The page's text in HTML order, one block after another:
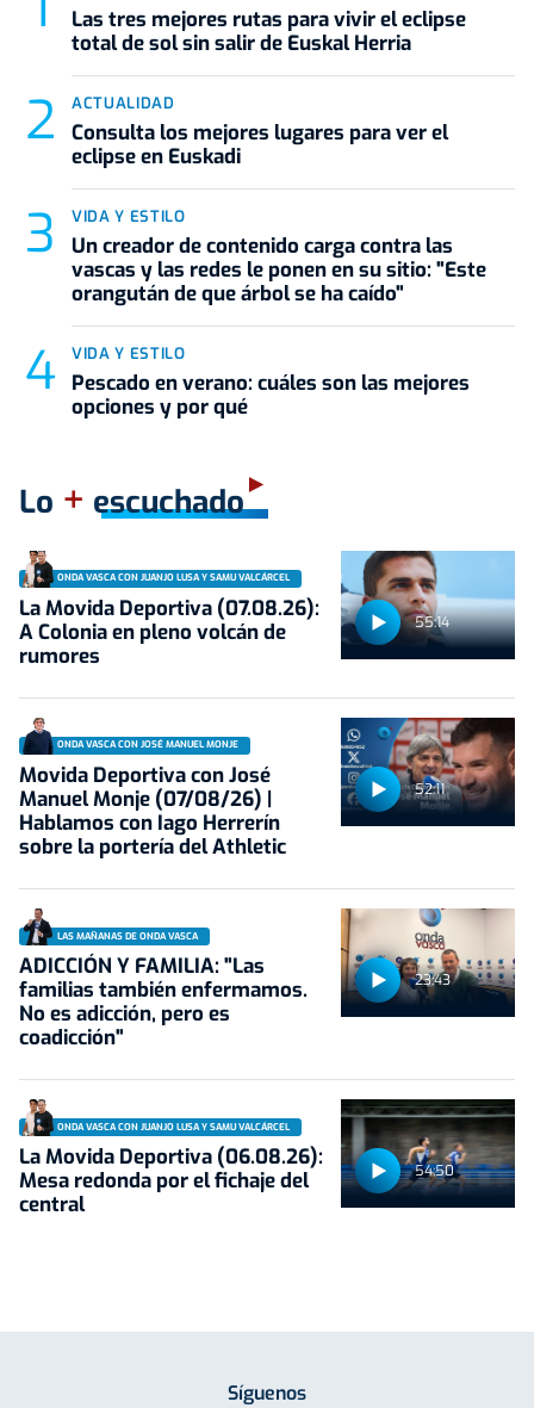
Las tres mejores rutas para vivir el eclipse
total de sol sin salir de Euskal Herria
ACTUALIDAD
Consulta los mejores lugares para ver el
eclipse en Euskadi
VIDA Y ESTILO
Un creador de contenido carga contra las
vascas y las redes le ponen en su sitio: "Este
orangután de que árbol se ha caído"
VIDA Y ESTILO
Pescado en verano: cuáles son las mejores
opciones y por qué
Lo + escuchado
55:14
ONDA VASCA CON JUANJO LUSA Y SAMU VALCÁRCEL
La Movida Deportiva (07.08.26):
A Colonia en pleno volcán de
rumores
52:11
ONDA VASCA CON JOSÉ MANUEL MONJE
Movida Deportiva con José
Manuel Monje (07/08/26) |
Hablamos con Iago Herrerín
sobre la portería del Athletic
23:43
LAS MAÑANAS DE ONDA VASCA
ADICCIÓN Y FAMILIA: "Las
familias también enfermamos.
No es adicción, pero es
coadicción"
54:50
ONDA VASCA CON JUANJO LUSA Y SAMU VALCÁRCEL
La Movida Deportiva (06.08.26):
Mesa redonda por el fichaje del
central
Síguenos